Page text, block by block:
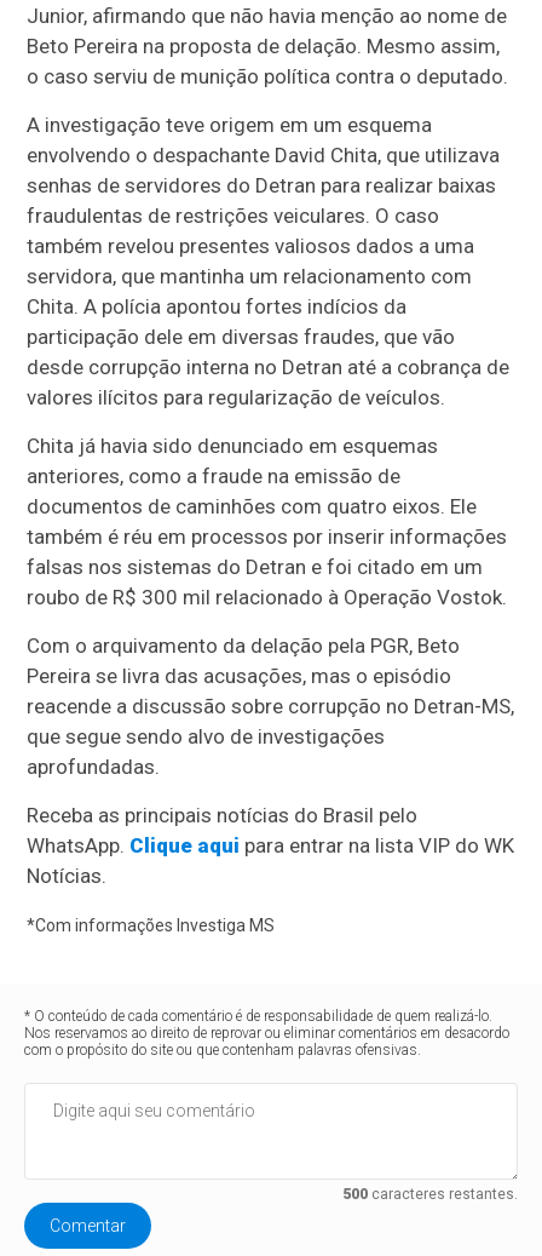
Junior, afirmando que não havia menção ao nome de
Beto Pereira na proposta de delação. Mesmo assim,
o caso serviu de munição política contra o deputado.
A investigação teve origem em um esquema
envolvendo o despachante David Chita, que utilizava
senhas de servidores do Detran para realizar baixas
fraudulentas de restrições veiculares. O caso
também revelou presentes valiosos dados a uma
servidora, que mantinha um relacionamento com
Chita. A polícia apontou fortes indícios da
participação dele em diversas fraudes, que vão
desde corrupção interna no Detran até a cobrança de
valores ilícitos para regularização de veículos.
Chita já havia sido denunciado em esquemas
anteriores, como a fraude na emissão de
documentos de caminhões com quatro eixos. Ele
também é réu em processos por inserir informações
falsas nos sistemas do Detran e foi citado em um
roubo de R$ 300 mil relacionado à Operação Vostok.
Com o arquivamento da delação pela PGR, Beto
Pereira se livra das acusações, mas o episódio
reacende a discussão sobre corrupção no Detran-MS,
que segue sendo alvo de investigações
aprofundadas.
Receba as principais notícias do Brasil pelo
WhatsApp. Clique aqui para entrar na lista VIP do WK
Notícias.
*Com informações Investiga MS
* O conteúdo de cada comentário é de responsabilidade de quem realizá-lo.
Nos reservamos ao direito de reprovar ou eliminar comentários em desacordo
com o propósito do site ou que contenham palavras ofensivas.
500caracteres restantes.
Comentar